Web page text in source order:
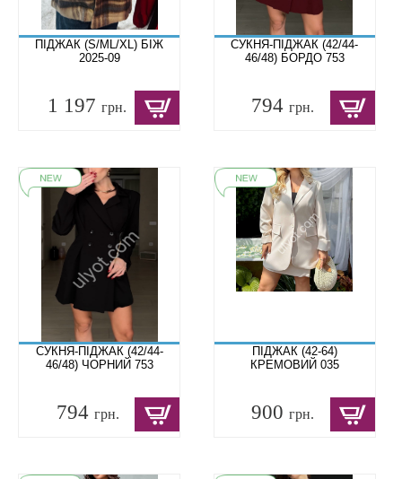
ПІДЖАК (S/ML/XL) БІЖ
2025-09
1 197 грн.
СУКНЯ-ПІДЖАК (42/44-
46/48) БОРДО 753
794грн.
СУКНЯ-ПІДЖАК (42/44-
46/48) ЧОРНИЙ 753
794 грн.
ПІДЖАК (42-64)
КРЕМОВИЙ 035
900грн.